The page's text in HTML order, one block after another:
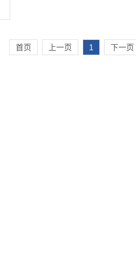
首页 上一页 1 下一页